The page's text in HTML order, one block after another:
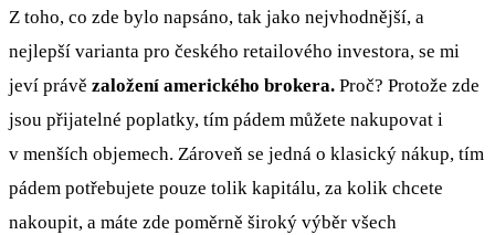
Z toho, co zde bylo napsáno, tak jako nejvhodnější, a
nejlepší varianta pro českého retailového investora, se mi
jeví právě založení amerického brokera. Proč? Protože zde
jsou přijatelné poplatky, tím pádem můžete nakupovat i
v menších objemech. Zároveň se jedná o klasický nákup, tím
pádem potřebujete pouze tolik kapitálu, za kolik chcete
nakoupit, a máte zde poměrně široký výběr všech